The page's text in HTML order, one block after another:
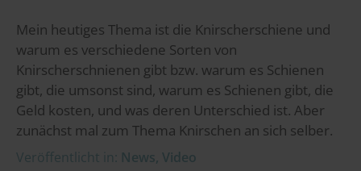
Mein heutiges Thema ist die Knirscherschiene und
warum es verschiedene Sorten von
Knirscherschnienen gibt bzw. warum es Schienen
gibt, die umsonst sind, warum es Schienen gibt, die
Geld kosten, und was deren Unterschied ist. Aber
zunächst mal zum Thema Knirschen an sich selber.
Veröffentlicht in: News, Video